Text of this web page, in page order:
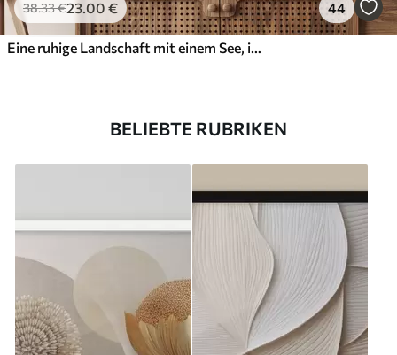
38.33€23.00 € 44
Eine ruhige Landschaft mit einem See, in dessen Hintergrund sich Berge spiegeln, und einem kleinen Boot auf dem ruhigen Wasser
BELIEBTE RUBRIKEN